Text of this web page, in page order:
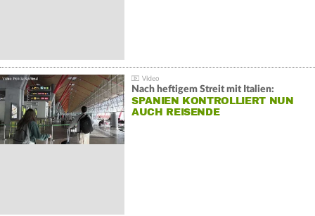
Nach heftigem Streit mit Italien:
SPANIEN KONTROLLIERT NUN
AUCH REISENDE